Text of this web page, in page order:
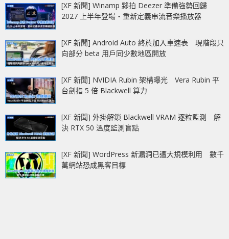
[XF 新聞] Winamp 夥拍 Deezer 準備強勢回歸
2027 上半年登場‧重新定義串流音樂播放器
[XF 新聞] Android Auto 終於加入車速表 現階段只
向部分 beta 用戶同少數地區開放
[XF 新聞] NVIDIA Rubin 架構曝光 Vera Rubin 平
台劍指 5 倍 Blackwell 算力
[XF 新聞] 外掛解鎖 Blackwell VRAM 逐粒監測 解
決 RTX 50 溫度監測盲點
[XF 新聞] WordPress 新漏洞已遭大規模利用 數千
萬網站恐成黑客目標